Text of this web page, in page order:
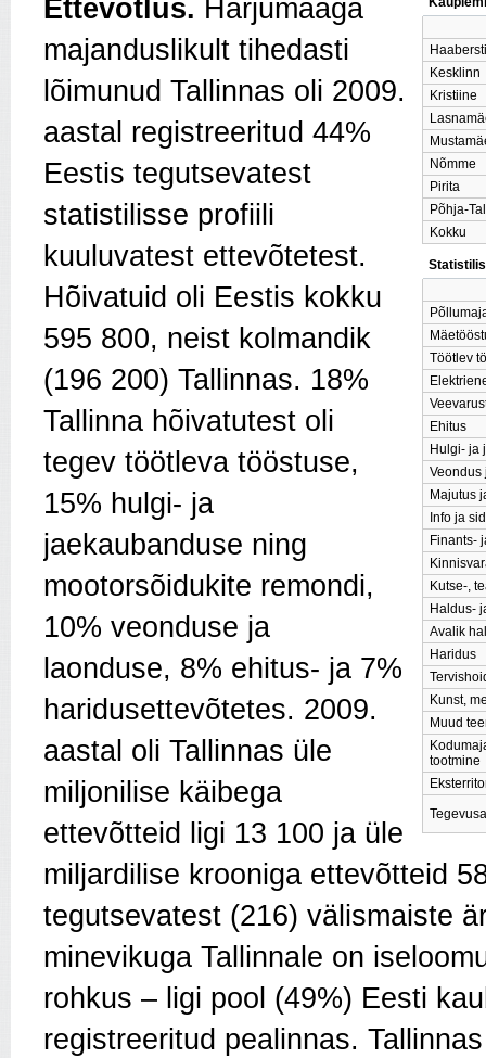
Haabersti
Kesklinn
Kristiine
Nõmme
Pirita
Põhja-
Kokku
Töötlev
Ehitus
Hulgi- ja
Veondus
Majutus
Info ja
Finants-
Kutse-,
Haldus-
Avalik
Haridus
Kunst,
Muud
tootmine
Ettevõtlus. Harjumaaga
majanduslikult tihedasti
lõimunud Tallinnas oli 2009.
aastal registreeritud 44%
Eestis tegutsevatest
statistilisse profiili
kuuluvatest ettevõtetest.
Hõivatuid oli Eestis kokku
595 800, neist kolmandik
(196 200) Tallinnas. 18%
Tallinna hõivatutest oli
tegev töötleva tööstuse,
15% hulgi- ja
jaekaubanduse ning
mootorsõidukite remondi,
10% veonduse ja
laonduse, 8% ehitus- ja 7%
haridusettevõtetes. 2009.
aastal oli Tallinnas üle
miljonilise käibega
ettevõtteid ligi 13 100 ja üle
miljardilise krooniga ettevõtteid
tegutsevatest (216) välismaiste
minevikuga Tallinnale on
rohkus – ligi pool (49%) Eesti
registreeritud pealinnas.